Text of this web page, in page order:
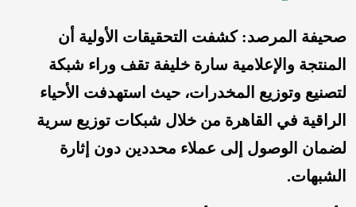
صحيفة المرصد: كشفت التحقيقات الأولية أن
المنتجة والإعلامية سارة خليفة تقف وراء شبكة
لتصنيع وتوزيع المخدرات، حيث استهدفت الأحياء
الراقية في القاهرة من خلال شبكات توزيع سرية
لضمان الوصول إلى عملاء محددين دون إثارة
الشبهات.